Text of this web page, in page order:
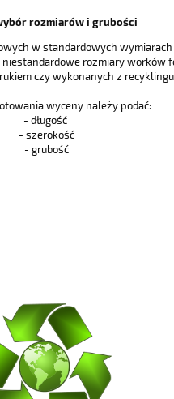
rozmiarów i grubości
w standardowych
rozmiary worków
czy wykonanych z
wyceny należy podać:
- długość
- szerokość
- grubość